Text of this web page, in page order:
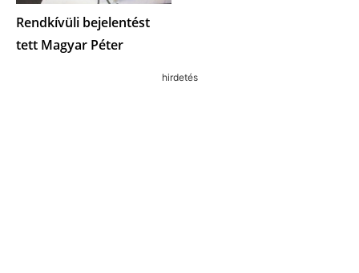
Rendkívüli bejelentést
tett Magyar Péter
hirdetés